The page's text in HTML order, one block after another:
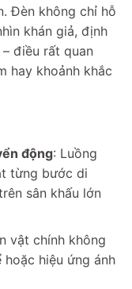
Đèn không chỉ hỗ
khán giả, định
điều rất quan
hay khoảnh khắc
động: Luồng
từng bước di
sân khấu lớn
vật chính không
hoặc hiệu ứng ánh